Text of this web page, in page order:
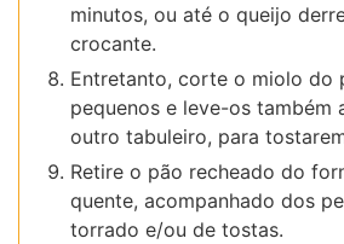
minutos, ou até o queijo
crocante.
Entretanto, corte o miolo do
pequenos e leve-os também
outro tabuleiro, para
Retire o pão recheado do
quente, acompanhado dos
torrado e/ou de tostas.